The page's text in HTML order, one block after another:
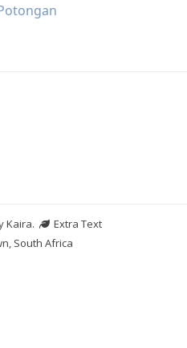
Kaira.
Extra Text
South Africa